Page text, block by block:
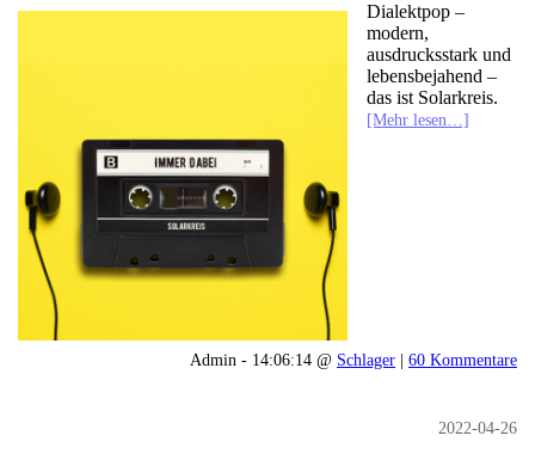
Dialektpop –
modern,
ausdrucksstark und
lebensbejahend –
das ist Solarkreis.
[Mehr lesen…]
Admin - 14:06:14 @ Schlager | 60 Kommentare
2022-04-26